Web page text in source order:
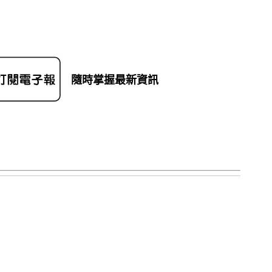
隨時掌握最新資訊